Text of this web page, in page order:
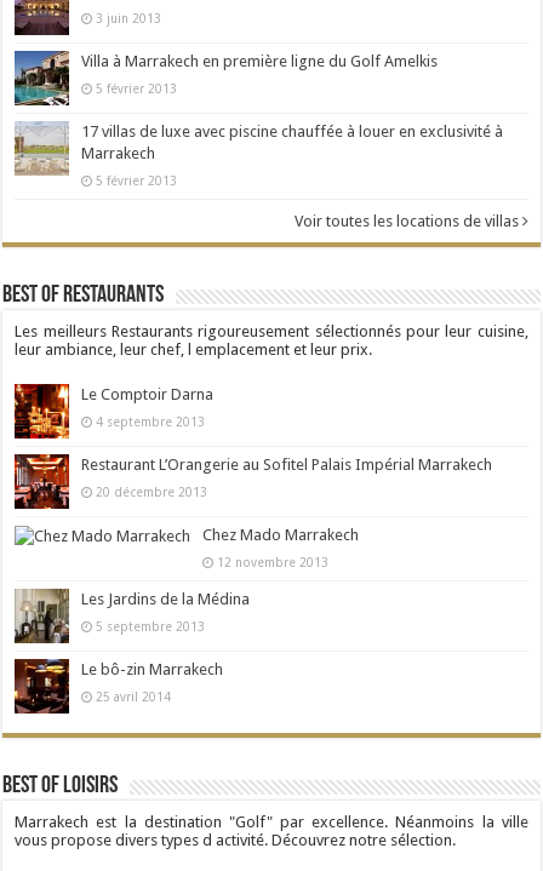
3 juin 2013
Villa à Marrakech en première ligne du Golf Amelkis
5 février 2013
17 villas de luxe avec piscine chauffée à louer en exclusivité à
Marrakech
5 février 2013
Voir toutes les locations de villas
Best Of Restaurants
Les meilleurs Restaurants rigoureusement sélectionnés pour leur cuisine,
leur ambiance, leur chef, l emplacement et leur prix.
Le Comptoir Darna
4 septembre 2013
Restaurant L’Orangerie au Sofitel Palais Impérial Marrakech
20 décembre 2013
Chez Mado Marrakech
12 novembre 2013
Les Jardins de la Médina
5 septembre 2013
Le bô-zin Marrakech
25 avril 2014
Best Of Loisirs
Marrakech est la destination "Golf" par excellence. Néanmoins la ville
vous propose divers types d activité. Découvrez notre sélection.